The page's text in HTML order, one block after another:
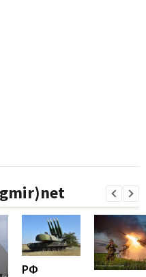
РФ